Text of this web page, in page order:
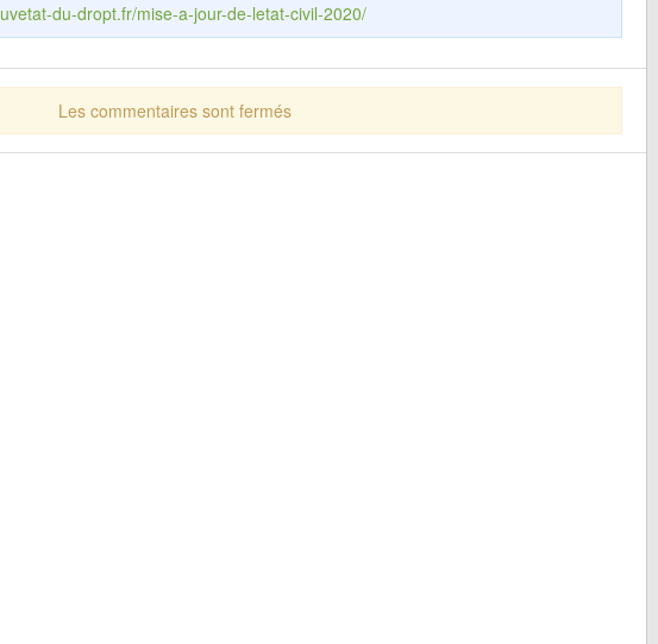
du-dropt.fr/mise-a-jour-de-letat-civil-2020/
Les commentaires sont fermés